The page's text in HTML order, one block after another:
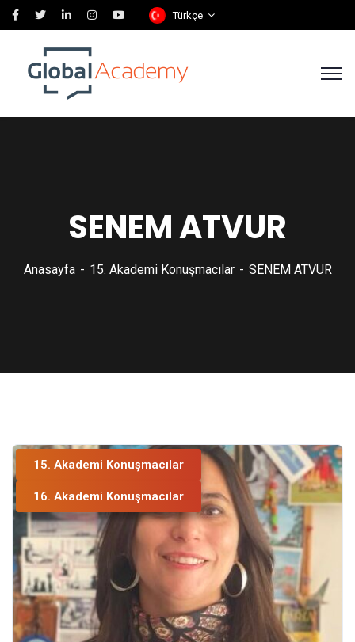
Türkçe
SENEM ATVUR
Anasayfa 15. Akademi Konuşmacılar SENEM ATVUR
15. Akademi Konuşmacılar
16. Akademi Konuşmacılar